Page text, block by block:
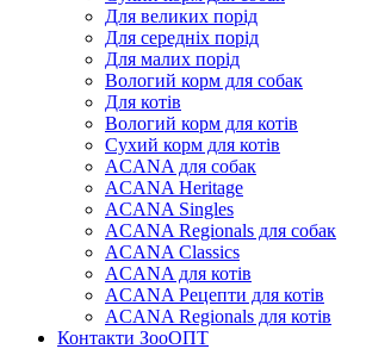
Для великих порід
Для середніх порід
Для малих порід
Вологий корм для собак
Для котів
Вологий корм для котів
Сухий корм для котів
ACANA для собак
ACANA Heritage
ACANA Singles
ACANA Regionals для собак
ACANA Classics
ACANA для котів
ACANA Рецепти для котів
ACANA Regionals для котів
Контакти ЗооОПТ